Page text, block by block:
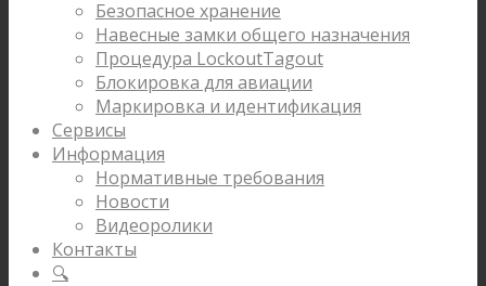
Безопасное хранение
Навесные замки общего назначения
Процедура LockoutTagout
Блокировка для авиации
Маркировка и идентификация
Сервисы
Информация
Нормативные требования
Новости
Видеоролики
Контакты
🔍